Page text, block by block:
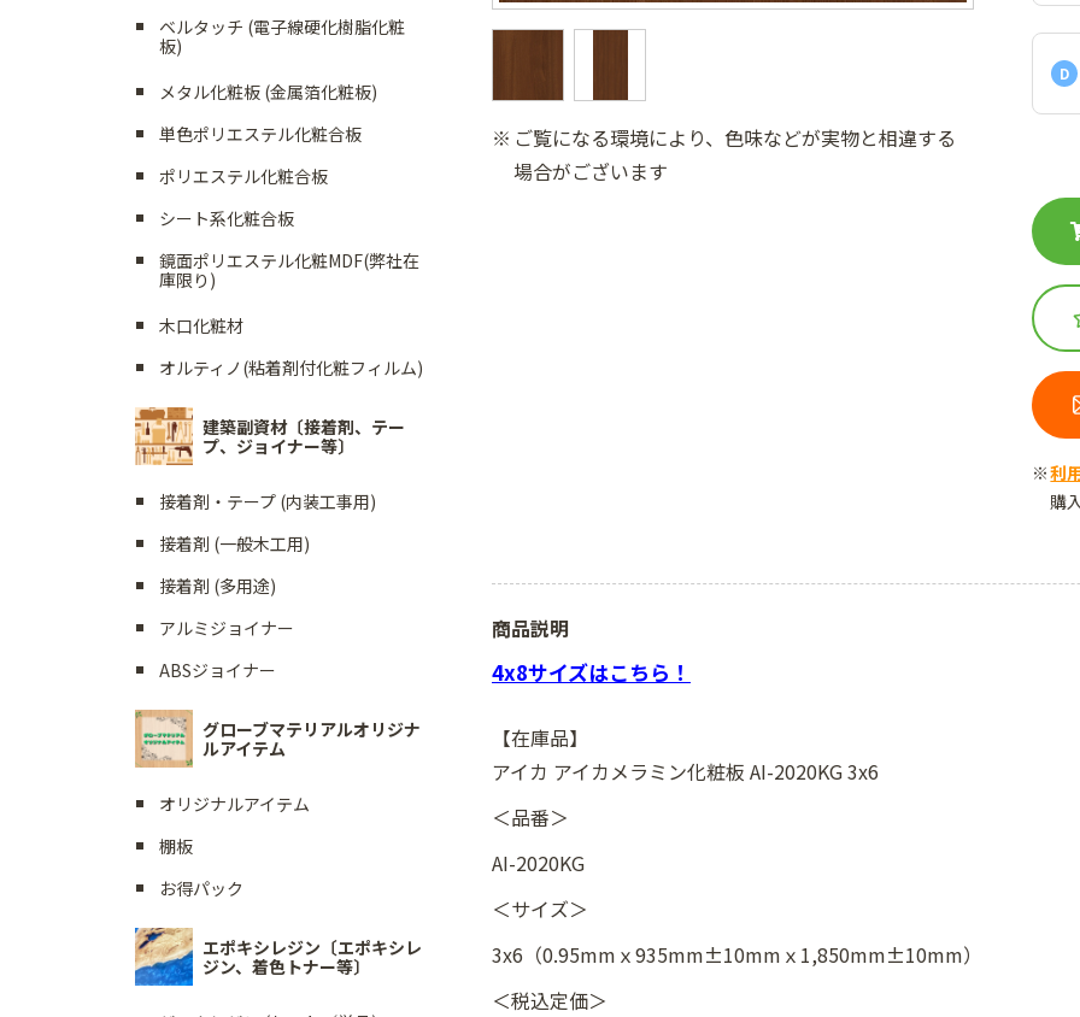
ご覧になる環境により、色味などが実物と相違する
場合がございます
D
利
購
商品説明
4x8サイズはこちら！
【在庫品】
アイカ アイカメラミン化粧板 AI-2020KG 3x6
＜品番＞
AI-2020KG
＜サイズ＞
3x6（0.95mmｘ935mm±10mmｘ1,850mm±10mm）
＜税込定価＞
ベルタッチ (電子線硬化樹脂化粧
板)
メタル化粧板 (金属箔化粧板)
単色ポリエステル化粧合板
ポリエステル化粧合板
シート系化粧合板
鏡面ポリエステル化粧MDF(弊社在
庫限り)
木口化粧材
オルティノ(粘着剤付化粧フィルム)
建築副資材〔接着剤、テー
プ、ジョイナー等〕
接着剤・テープ (内装工事用)
接着剤 (一般木工用)
接着剤 (多用途)
アルミジョイナー
ABSジョイナー
グローブマテリアルオリジナ
ルアイテム
オリジナルアイテム
棚板
お得パック
エポキシレジン〔エポキシレ
ジン、着色トナー等〕